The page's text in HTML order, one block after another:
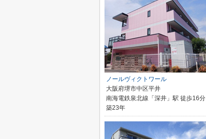
ノールヴィクトワール
大阪府堺市中区平井
南海電鉄泉北線「深井」駅 徒歩16分
築23年